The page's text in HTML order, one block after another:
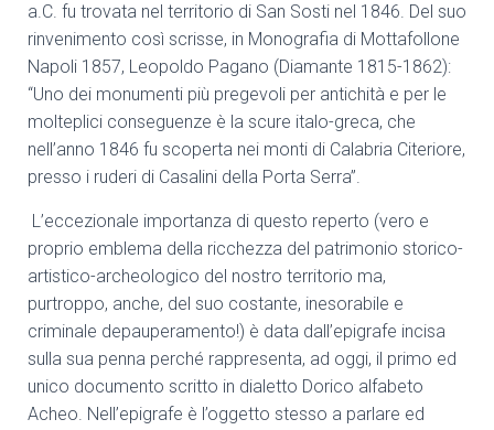
G
L
a.C. fu trovata nel territorio di San Sosti nel 1846. Del suo
rinvenimento così scrisse, in Monografia di Mottafollone
Napoli 1857, Leopoldo Pagano (Diamante 1815-1862):
“Uno dei monumenti più pregevoli per antichità e per le
molteplici conseguenze è la scure italo-greca, che
nell’anno 1846 fu scoperta nei monti di Calabria Citeriore,
presso i ruderi di Casalini della Porta Serra”.
L’eccezionale importanza di questo reperto (vero e
proprio emblema della ricchezza del patrimonio storico-
artistico-archeologico del nostro territorio ma,
purtroppo, anche, del suo costante, inesorabile e
criminale depauperamento!) è data dall’epigrafe incisa
sulla sua penna perché rappresenta, ad oggi, il primo ed
unico documento scritto in dialetto Dorico alfabeto
Acheo. Nell’epigrafe è l’oggetto stesso a parlare ed